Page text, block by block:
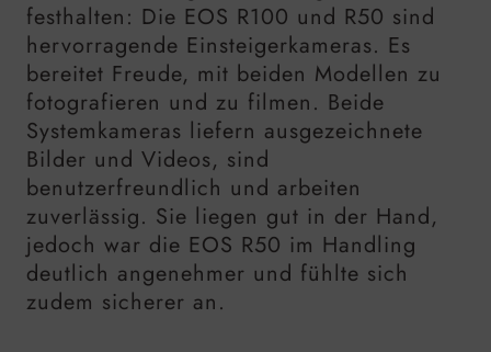
festhalten: Die EOS R100 und R50 sind
hervorragende Einsteigerkameras. Es
bereitet Freude, mit beiden Modellen zu
fotografieren und zu filmen. Beide
Systemkameras liefern ausgezeichnete
Bilder und Videos, sind
benutzerfreundlich und arbeiten
zuverlässig. Sie liegen gut in der Hand,
jedoch war die EOS R50 im Handling
deutlich angenehmer und fühlte sich
zudem sicherer an.